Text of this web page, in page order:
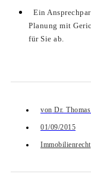
Ein
Planung mit
für Sie ab.
von Dr.
01/09/2015
Immobilienrecht